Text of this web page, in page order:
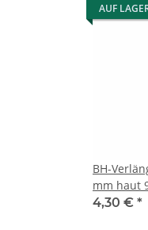
AUF
BH-
mm haut
4,30 € *